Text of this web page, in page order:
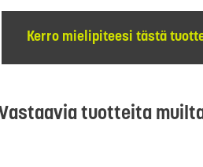
Kerro mielipiteesi tästä
tuotteita